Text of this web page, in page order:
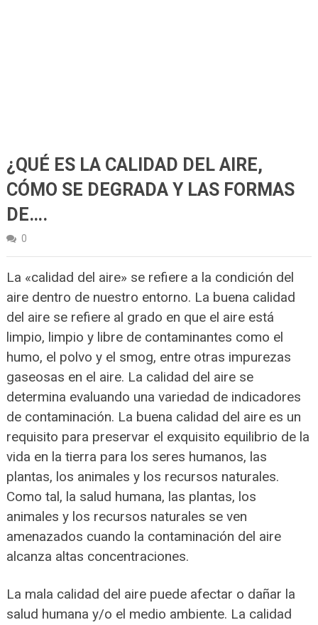
¿QUÉ ES LA CALIDAD DEL AIRE,
CÓMO SE DEGRADA Y LAS FORMAS
DE….
0
La «calidad del aire» se refiere a la condición del
aire dentro de nuestro entorno. La buena calidad
del aire se refiere al grado en que el aire está
limpio, limpio y libre de contaminantes como el
humo, el polvo y el smog, entre otras impurezas
gaseosas en el aire. La calidad del aire se
determina evaluando una variedad de indicadores
de contaminación. La buena calidad del aire es un
requisito para preservar el exquisito equilibrio de la
vida en la tierra para los seres humanos, las
plantas, los animales y los recursos naturales.
Como tal, la salud humana, las plantas, los
animales y los recursos naturales se ven
amenazados cuando la contaminación del aire
alcanza altas concentraciones.
La mala calidad del aire puede afectar o dañar la
salud humana y/o el medio ambiente. La calidad